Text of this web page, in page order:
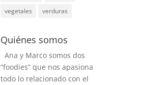
vegetales
verduras
Quiénes somos
Ana y Marco somos dos
“foodies” que nos apasiona
todo lo relacionado con el